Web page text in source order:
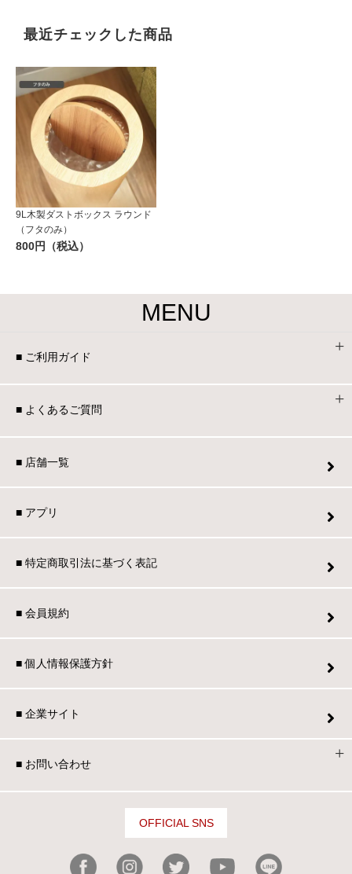
最近チェックした商品
9L木製ダストボックス ラウンド
（フタのみ）
800円（税込）
MENU
■ ご利用ガイド
■ よくあるご質問
■ 店舗一覧
■ アプリ
■ 特定商取引法に基づく表記
■ 会員規約
■ 個人情報保護方針
■ 企業サイト
■ お問い合わせ
OFFICIAL SNS